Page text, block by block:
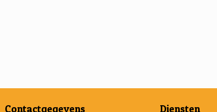
Contactgegevens Diensten